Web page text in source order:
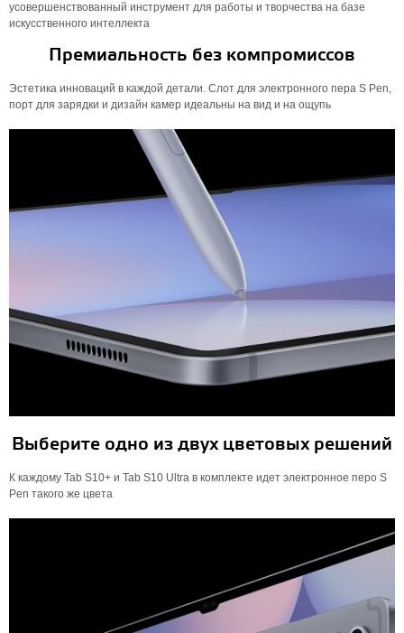
усовершенствованный инструмент для работы и творчества на базе
искусственного интеллекта
Премиальность без компромиссов
Эстетика инноваций в каждой детали. Слот для электронного пера S Pen,
порт для зарядки и дизайн камер идеальны на вид и на ощупь
Выберите одно из двух цветовых решений
К каждому Tab S10+ и Tab S10 Ultra в комплекте идет электронное перо S
Pen такого же цвета